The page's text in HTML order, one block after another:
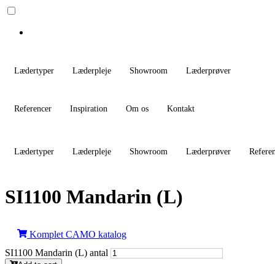
Lædertyper Læderpleje Showroom Læderprøver
Referencer Inspiration Om os Kontakt
Lædertyper Læderpleje Showroom Læderprøver
SI1100 Mandarin (L)
Komplet CAMO katalog
SI1100 Mandarin (L) antal